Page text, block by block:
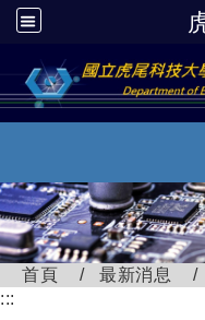
跳
首頁 最新消息
:::